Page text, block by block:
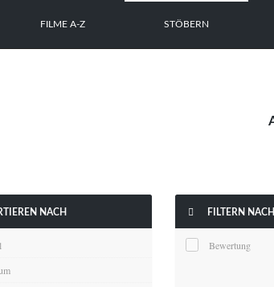
FILME A-Z STÖBERN
NACH  FILTERN NACH
Bewertung